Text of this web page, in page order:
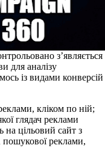
з’являється
для аналізу
із видами конверсій
кліком по ній;
глядач реклами
на цільовий сайт з
реклами,